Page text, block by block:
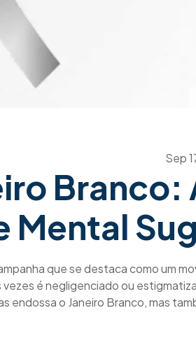
Sep
Mental
que se destaca como um
é negligenciado ou
endossa o Janeiro Branco, mas